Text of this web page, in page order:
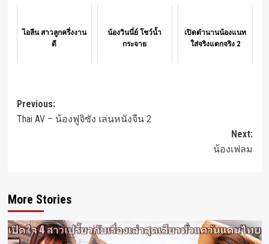
ไอลีน สาวลูกครึ่งงาน
ดี
น้องวินนี่ย์ โชว์น้ำ
กระจาย
เปิดตำนานน้องแนท
ใส่จริงแตกจริง 2
Post
navigation
Previous:
Thai AV – น้องฟูจิซัง เล่นหนังจีน 2
Next:
น้องเฟลม
More Stories